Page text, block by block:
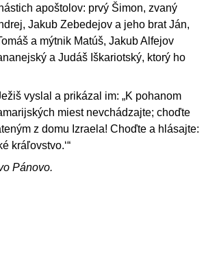
apoštolov: prvý Šimon, zvaný
Jakub Zebedejov a jeho brat Ján,
a mýtnik Matúš, Jakub Alfejov
a Judáš Iškariotský, ktorý ho
vyslal a prikázal im: „K pohanom
miest nevchádzajte; choďte
z domu Izraela! Choďte a hlásajte:
kráľovstvo.‘“
Pánovo.